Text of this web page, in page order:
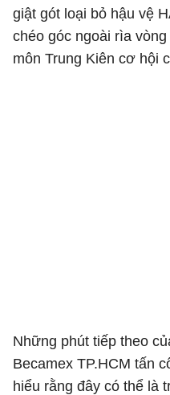
giật gót loại bỏ hậu vệ
chéo góc ngoài rìa
môn Trung Kiên cơ hội
Những phút tiếp theo
Becamex TP.HCM tấn
hiểu rằng đây có thể là